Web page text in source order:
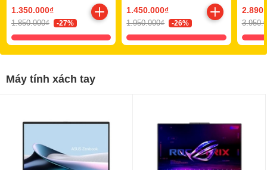
1.350.000₫
1.850.000₫ -27%
ngoài/ Wifi Mesh)
1.450.000₫
1.950.000₫ -26%
Máy tính xách tay